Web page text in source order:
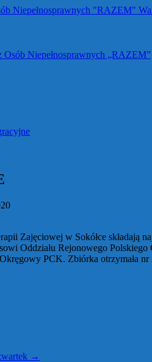
Osób Niepełnosprawnych „RAZEM”
Zajęciowej w Sokółce składają
Oddziału Rejonowego
PCK. Zbiórka otrzymała
→